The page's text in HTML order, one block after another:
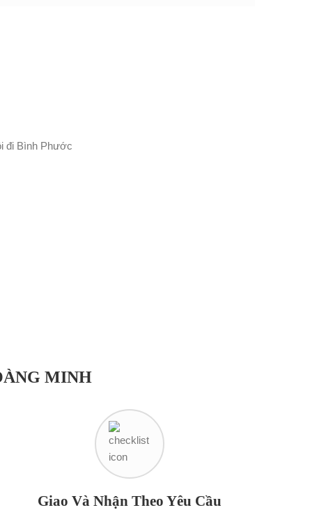
MINH
Giao Và Nhận Theo Yêu Cầu